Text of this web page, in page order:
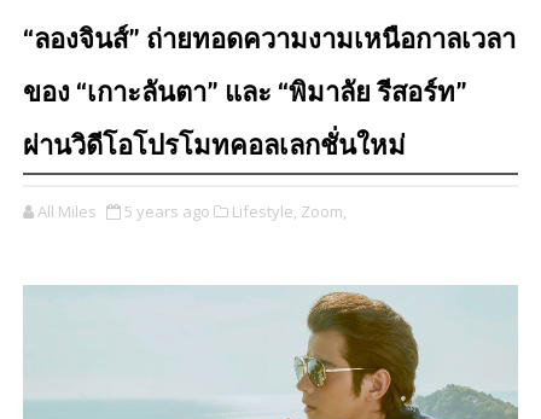
“ลองจินส์” ถ่ายทอดความงามเหนือกาลเวลา
ของ “เกาะลันตา” และ “พิมาลัย รีสอร์ท”
ผ่านวิดีโอโปรโมทคอลเลกชั่นใหม่
All Miles 5 years ago Lifestyle, Zoom,